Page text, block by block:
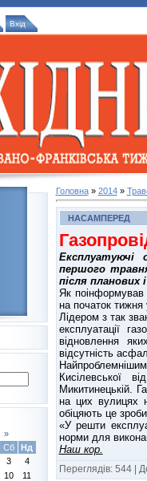
Вхід
»
Сб
Нд
3
4
10
11
Головна» 2014 »
НАСАМПЕРЕД
Експлуатуючі
першого
після планових
Як поінформував
на початок тижня
Лідером з так
експлуатації
відновлення
відсутність
Кисілевської
Микитинецькій.
на цих вулицях
обіцяють це
«У решти
норми для
Наш кор.
Переглядів: 544|